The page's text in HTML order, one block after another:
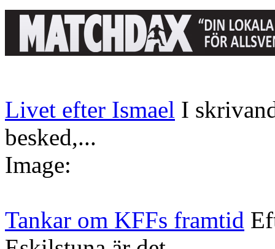
Livet efter Ismael I
besked,...
Image:
Tankar om KFFs framtid